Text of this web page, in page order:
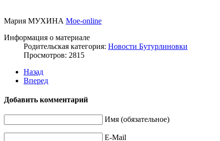
Мария МУХИНА Мое-online
Информация о материале
Родительская категория: Новости Бутурлиновки
Просмотров: 2815
Назад
Вперед
Добавить комментарий
Имя (обязательное)
E-Mail